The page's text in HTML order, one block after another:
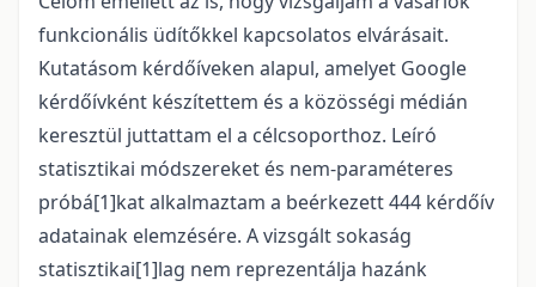
funkcionális üdítőkkel kapcsolatos elvárásait.
Kutatásom kérdőíveken alapul, amelyet Google
kérdőívként készítettem és a közösségi médián
keresztül juttattam el a célcsoporthoz. Leíró
statisztikai módszereket és nem-paraméteres
próbá[1]kat alkalmaztam a beérkezett 444 kérdőív
adatainak elemzésére. A vizsgált sokaság
statisztikai[1]lag nem reprezentálja hazánk